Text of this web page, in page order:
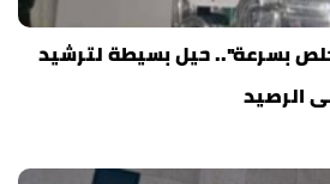
بسرعة".. حيل بسيطة لترشيد
الرصيد